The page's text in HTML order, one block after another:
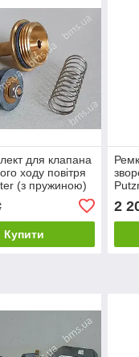
для клапана
ходу повітря
(з пружиною)
Купити
2